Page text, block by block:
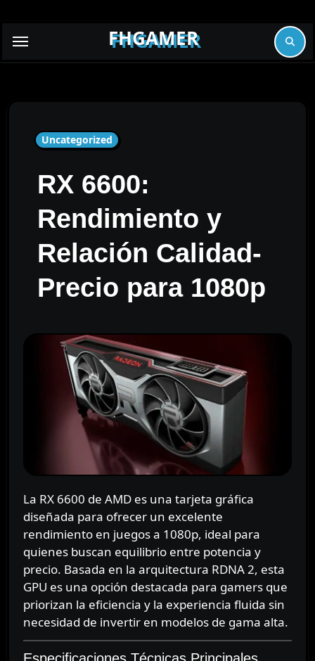
FHGAMER
Uncategorized
RX 6600:
Rendimiento y
Relación Calidad-
Precio para 1080p
La RX 6600 de AMD es una tarjeta gráfica
diseñada para ofrecer un excelente
rendimiento en juegos a 1080p, ideal para
quienes buscan equilibrio entre potencia y
precio. Basada en la arquitectura RDNA 2, esta
GPU es una opción destacada para gamers que
priorizan la eficiencia y la experiencia fluida sin
necesidad de invertir en modelos de gama alta.